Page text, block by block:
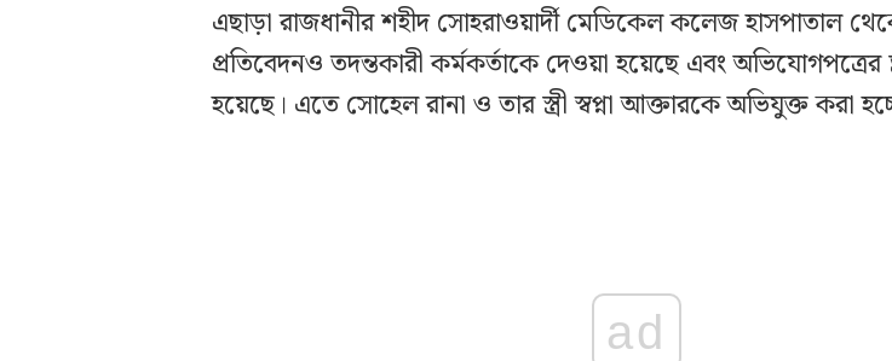
এছাড়া রাজধানীর শহীদ সোহরাওয়ার্দী মেডিকেল কলেজ হাসপাতাল
প্রতিবেদনও তদন্তকারী কর্মকর্তাকে দেওয়া হয়েছে এবং অভিযোগপত্রের
হয়েছে। এতে সোহেল রানা ও তার স্ত্রী স্বপ্না আক্তারকে অভিযুক্ত করা
ad